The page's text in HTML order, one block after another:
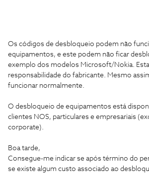
Os códigos de desbloqueio podem não
equipamentos, e este podem não ficar
exemplo dos modelos Microsoft/Nokia.
responsabilidade do fabricante. Mesmo
funcionar normalmente.
O desbloqueio de equipamentos está
clientes NOS, particulares e empresariais
corporate).
Boa tarde,
Consegue-me indicar se após término do
se existe algum custo associado ao